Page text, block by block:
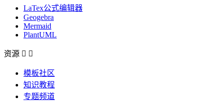
LaTex公式编辑器
Geogebra
Mermaid
PlantUML
资源  
模板社区
知识教程
专题频道